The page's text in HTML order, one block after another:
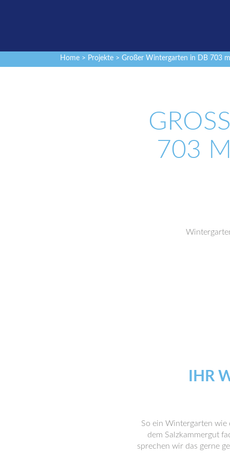
Home > Projekte > Großer Wintergarten in DB 703
03
IHR
So ein Wintergarten wie
dem Salzkammergut
sprechen wir das gerne